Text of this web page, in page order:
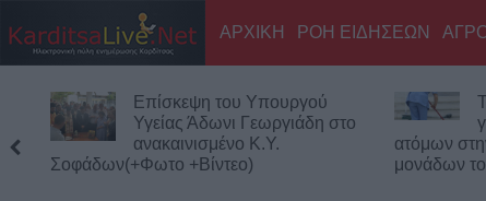
ΑΡΧΙΚΗ ΡΟΗ ΕΙΔΗΣΕΩΝ
Τα προσωρινά αποτελέσματα
για τις 116 προσλήψεις
ατόμων στην καθαριότητα των σχολικών
μονάδων του Δήμου Καρδίτσας